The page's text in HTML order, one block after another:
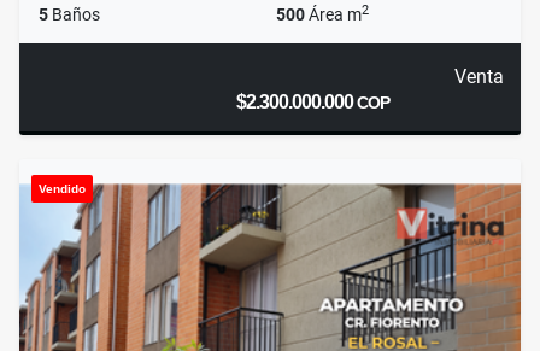
5 Baños 500Área m2
Venta
$2.300.000.000COP
Vendido